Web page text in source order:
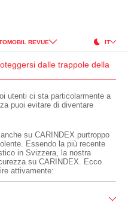
REVUE IT
dalle trappole della
utenti ci sta particolarmente a
puoi evitare di diventare
su CARINDEX purtroppo
Essendo la più recente
in Svizzera, la nostra
su CARINDEX. Ecco
attivamente: